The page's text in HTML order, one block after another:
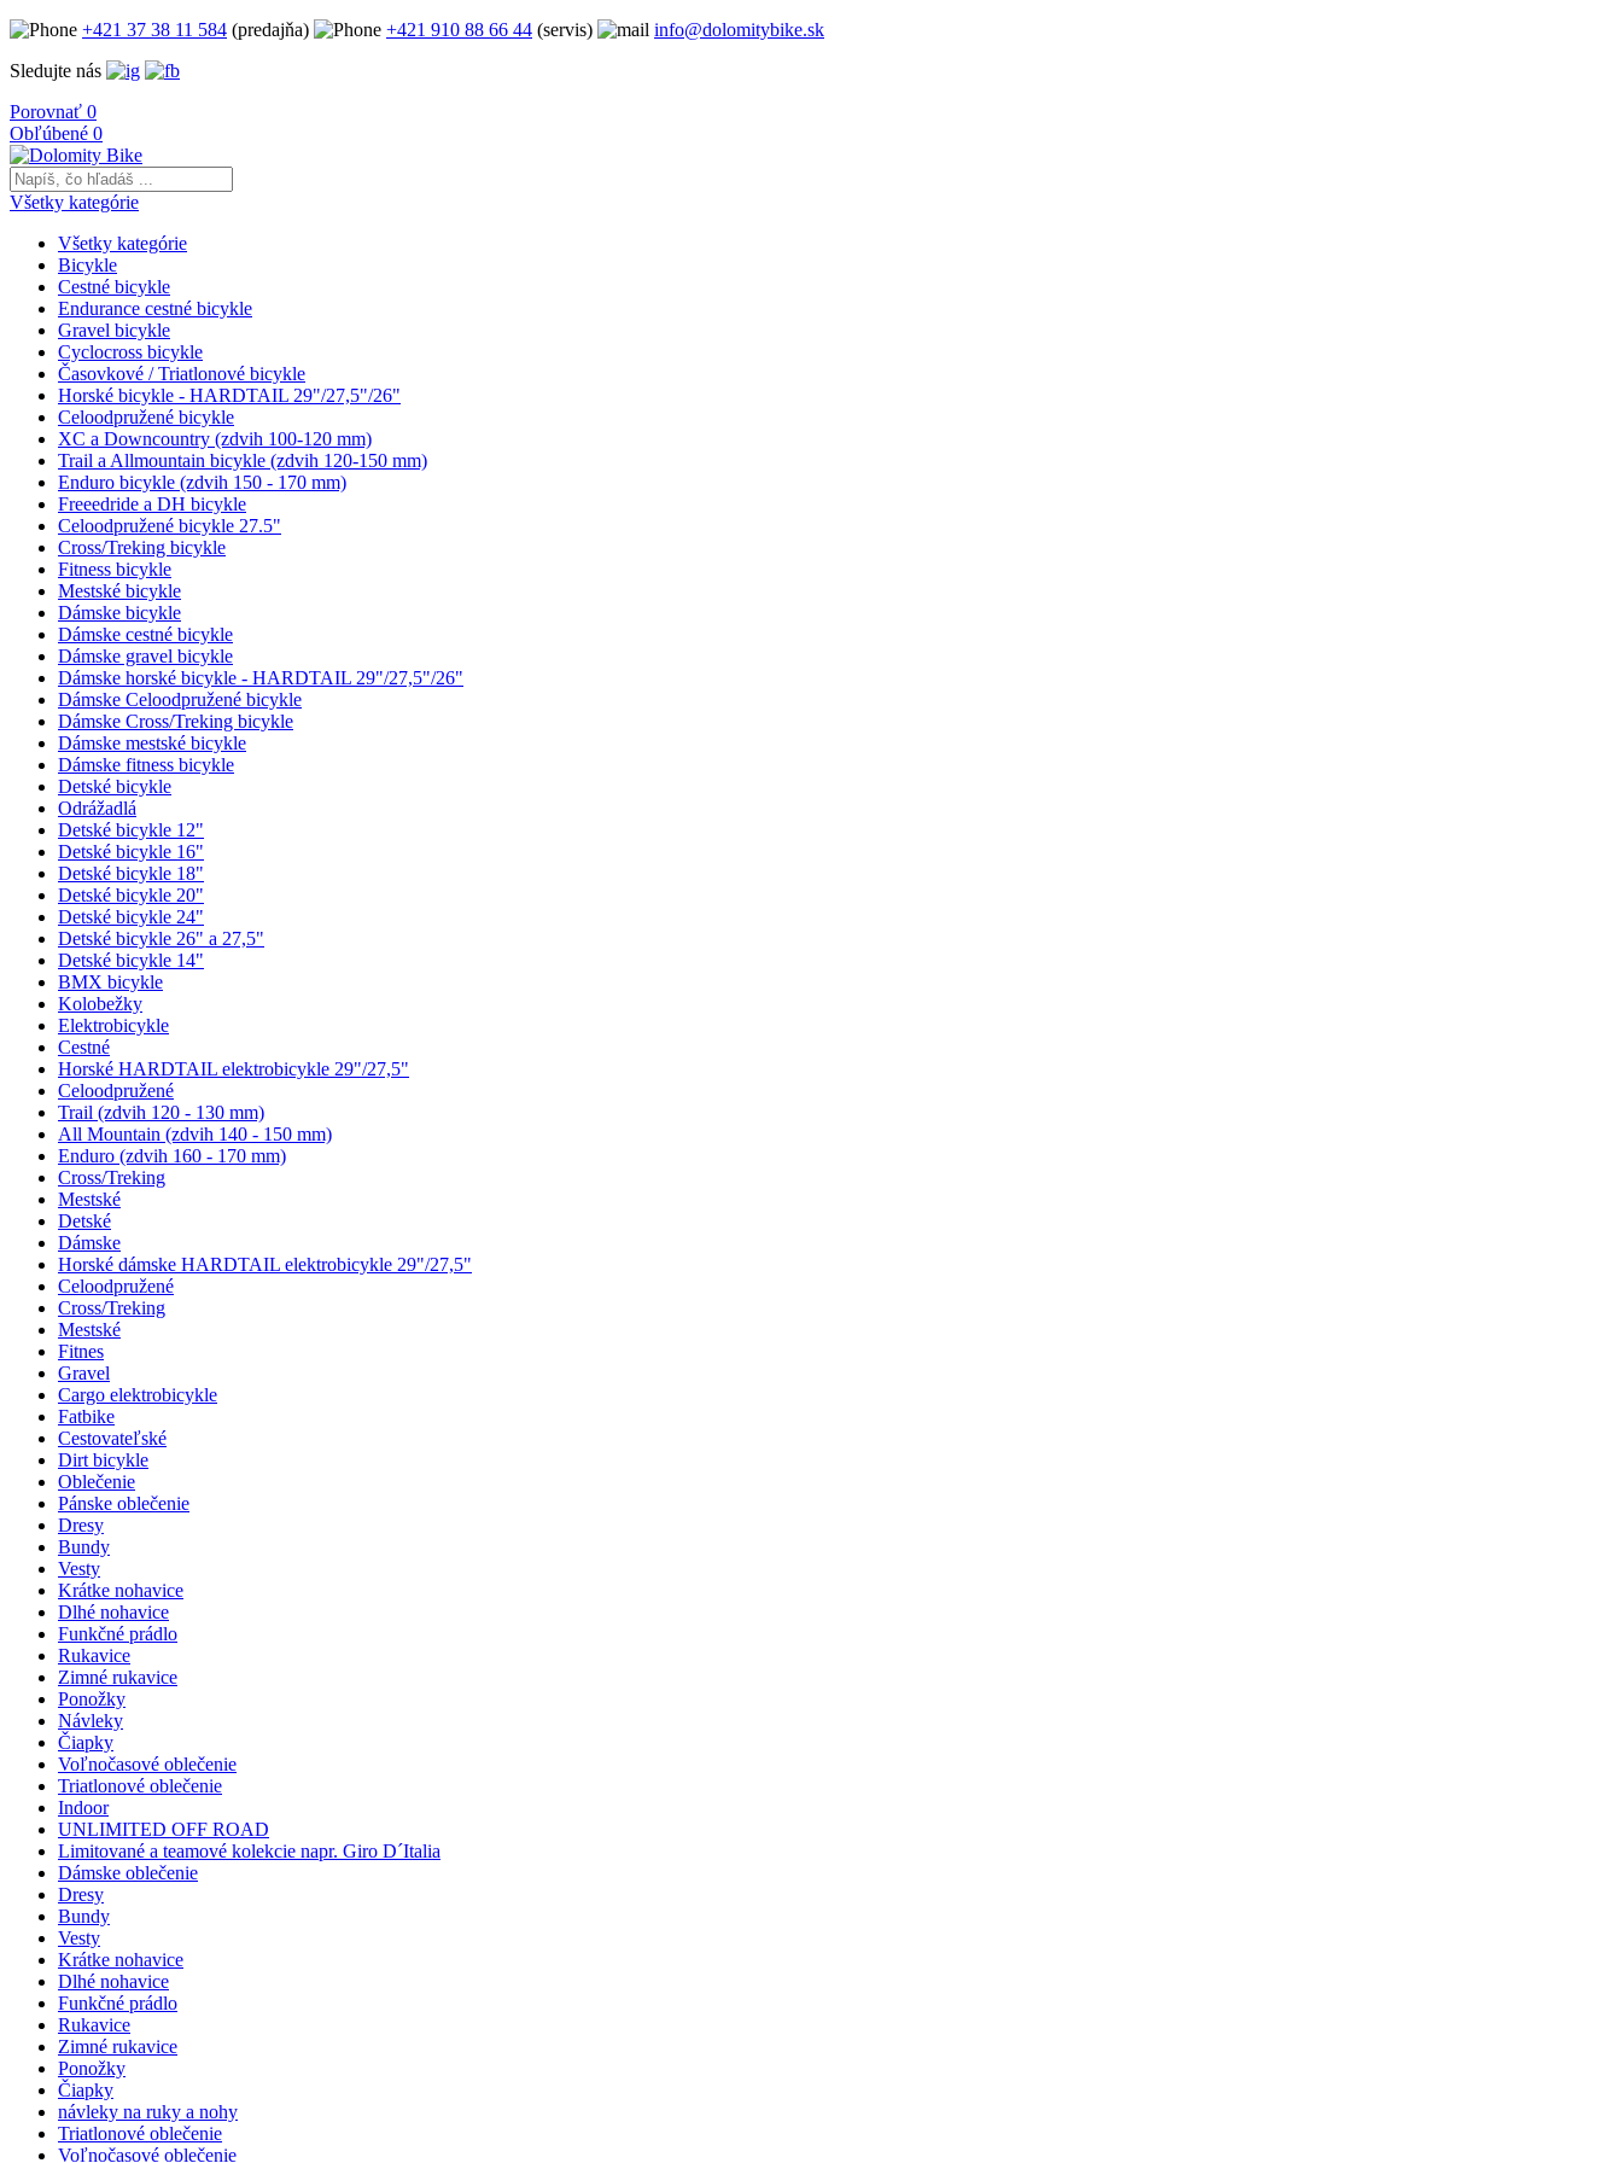
+421 37 38 11 584 (predajňa) +421 910 88 66 44 (servis)
info@dolomitybike.sk
Sledujte nás
Porovnať 0
Obľúbené 0
Všetky kategórie
Všetky kategórie
Bicykle
Cestné bicykle
Endurance cestné bicykle
Gravel bicykle
Cyclocross bicykle
Časovkové / Triatlonové bicykle
Horské bicykle - HARDTAIL 29"/27,5"/26"
Celoodpružené bicykle
XC a Downcountry (zdvih 100-120 mm)
Trail a Allmountain bicykle (zdvih 120-150 mm)
Enduro bicykle (zdvih 150 - 170 mm)
Freeedride a DH bicykle
Celoodpružené bicykle 27.5"
Cross/Treking bicykle
Fitness bicykle
Mestské bicykle
Dámske bicykle
Dámske cestné bicykle
Dámske gravel bicykle
Dámske horské bicykle - HARDTAIL 29"/27,5"/26"
Dámske Celoodpružené bicykle
Dámske Cross/Treking bicykle
Dámske mestské bicykle
Dámske fitness bicykle
Detské bicykle
Odrážadlá
Detské bicykle 12"
Detské bicykle 16"
Detské bicykle 18"
Detské bicykle 20"
Detské bicykle 24"
Detské bicykle 26" a 27,5"
Detské bicykle 14"
BMX bicykle
Kolobežky
Elektrobicykle
Cestné
Horské HARDTAIL elektrobicykle 29"/27,5"
Celoodpružené
Trail (zdvih 120 - 130 mm)
All Mountain (zdvih 140 - 150 mm)
Enduro (zdvih 160 - 170 mm)
Cross/Treking
Mestské
Detské
Dámske
Horské dámske HARDTAIL elektrobicykle 29"/27,5"
Celoodpružené
Cross/Treking
Mestské
Fitnes
Gravel
Cargo elektrobicykle
Fatbike
Cestovateľské
Dirt bicykle
Oblečenie
Pánske oblečenie
Dresy
Bundy
Vesty
Krátke nohavice
Dlhé nohavice
Funkčné prádlo
Rukavice
Zimné rukavice
Ponožky
Návleky
Čiapky
Voľnočasové oblečenie
Triatlonové oblečenie
Indoor
UNLIMITED OFF ROAD
Limitované a teamové kolekcie napr. Giro D´Italia
Dámske oblečenie
Dresy
Bundy
Vesty
Krátke nohavice
Dlhé nohavice
Funkčné prádlo
Rukavice
Zimné rukavice
Ponožky
Čiapky
návleky na ruky a nohy
Triatlonové oblečenie
Voľnočasové oblečenie